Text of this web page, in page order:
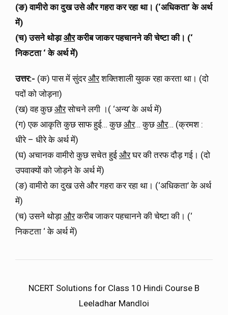
(ङ) वामीरो का दुख उसे और गहरा कर रहा था। (‘अधिकता’ के अर्थ
में)
(च) उसने थोड़ाऔरकरीब जाकर पहचानने की चेष्टा की। (‘
निकटता ‘ के अर्थ में)
उत्तर:- (क) पास में सुंदरऔरशक्तिशाली युवक रहा करता था। (दो
पदों को जोड़ना)
(ख) वह कुछऔरसोचने लगी ।( ‘अन्य’ के अर्थ में)
(ग) एक आकृति कुछ साफ हुई… कुछऔर… कुछऔर… (क्रमश :
धीरे – धीरे के अर्थ में)
(घ) अचानक वामीरो कुछ सचेत हुई औरघर की तरफ दौड़ गई। (दो
उपवाक्यों को जोड़ने के अर्थ में)
(ङ) वामीरो का दुख उसे और गहरा कर रहा था। (‘अधिकता’ के अर्थ
में)
(च) उसने थोड़ा औरकरीब जाकर पहचानने की चेष्टा की। (‘
निकटता ‘ के अर्थ में)
NCERT Solutions for Class 10 Hindi Course B
Leeladhar Mandloi